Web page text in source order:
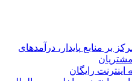
بر منابع پایدار، درآمدهای
رایگان